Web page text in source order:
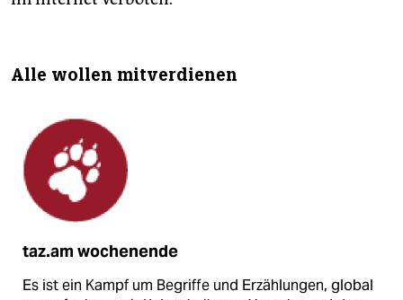
Alle wollen mitverdienen
taz.am wochenende
Es ist ein Kampf um Begriffe und Erzählungen, global